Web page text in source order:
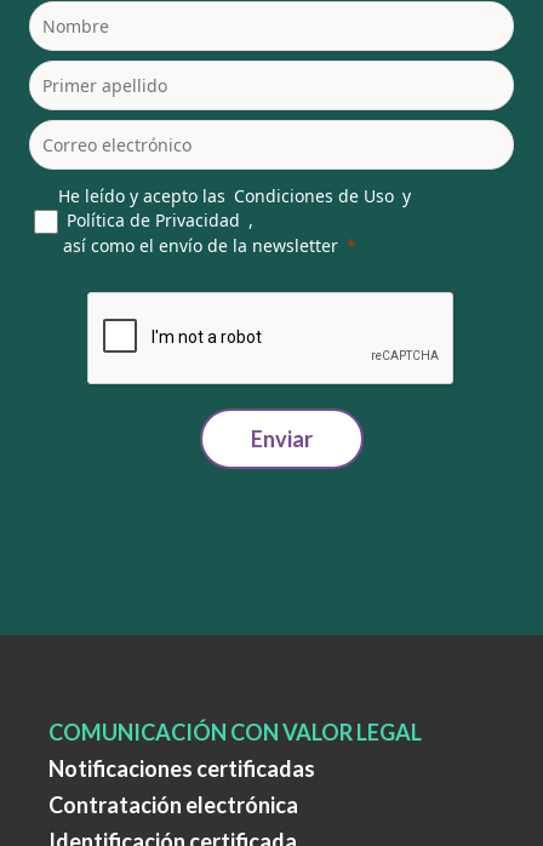
He leído y acepto las Condiciones de Uso y
Política de Privacidad ,
así como el envío de la newsletter
Enviar
COMUNICACIÓN CON VALOR LEGAL
Notificaciones certificadas
Contratación electrónica